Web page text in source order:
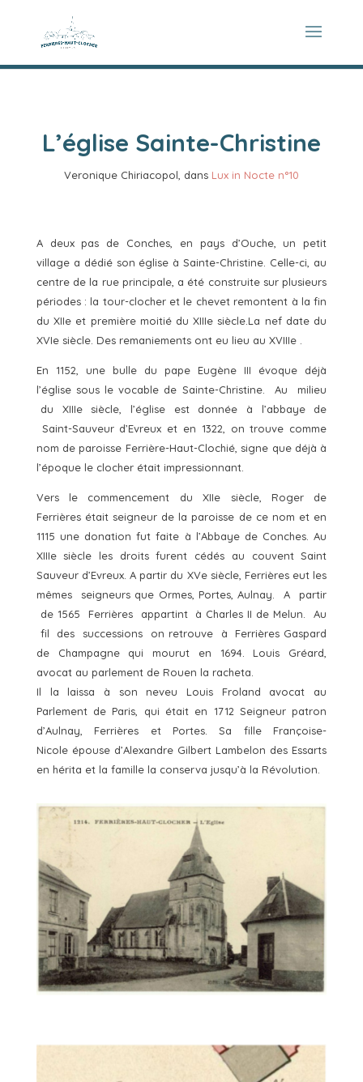
L’église Sainte-Christine
Veronique Chiriacopol, dans Lux in Nocte n°10
A deux pas de Conches, en pays d’Ouche, un petit
village a dédié son église à Sainte-Christine. Celle-ci, au
centre de la rue principale, a été construite sur plusieurs
périodes : la tour-clocher et le chevet remontent à la fin
du XIIe et première moitié du XIIIe siècle.La nef date du
XVIe siècle. Des remaniements ont eu lieu au XVIIIe .
En 1152, une bulle du pape Eugène III évoque déjà
l’église sous le vocable de Sainte-Christine. Au milieu
du XIIIe siècle, l’église est donnée à l’abbaye de
Saint-Sauveur d’Evreux et en 1322, on trouve comme
nom de paroisse Ferrière-Haut-Clochié, signe que déjà à
l’époque le clocher était impressionnant.
Vers le commencement du XIIe siècle, Roger de
Ferrières était seigneur de la paroisse de ce nom et en
1115 une donation fut faite à l’Abbaye de Conches. Au
XIIIe siècle les droits furent cédés au couvent Saint
Sauveur d’Evreux. A partir du XVe siècle, Ferrières eut les
mêmes seigneurs que Ormes, Portes, Aulnay. A partir
de 1565 Ferrières appartint à Charles II de Melun. Au
fil des successions on retrouve à Ferrières Gaspard
de Champagne qui mourut en 1694. Louis Gréard,
avocat au parlement de Rouen la racheta.
Il la laissa à son neveu Louis Froland avocat au
Parlement de Paris, qui était en 1712 Seigneur patron
d’Aulnay, Ferrières et Portes. Sa fille Françoise-
Nicole épouse d’Alexandre Gilbert Lambelon des Essarts
en hérita et la famille la conserva jusqu’à la Révolution.